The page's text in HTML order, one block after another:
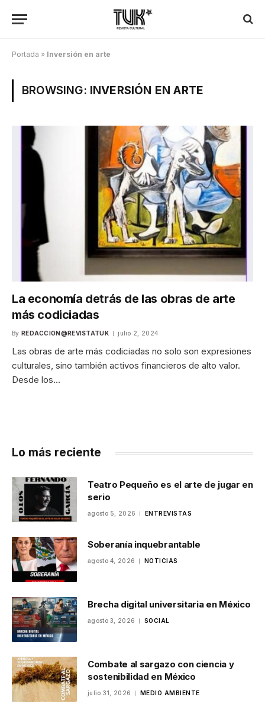
Portada » Inversión en arte
BROWSING: INVERSIÓN EN ARTE
La economía detrás de las obras de arte
más codiciadas
By REDACCION@REVISTATUK julio 2, 2024
Las obras de arte más codiciadas no solo son expresiones
culturales, sino también activos financieros de alto valor.
Desde los…
Lo más reciente
Teatro Pequeño es el arte de jugar en
serio
agosto 5, 2026 ENTREVISTAS
Soberanía inquebrantable
agosto 4, 2026 NOTICIAS
Brecha digital universitaria en México
agosto 3, 2026 SOCIAL
Combate al sargazo con ciencia y
sostenibilidad en México
julio 31, 2026 MEDIO AMBIENTE